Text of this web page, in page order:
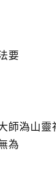
要
師溈山靈
為